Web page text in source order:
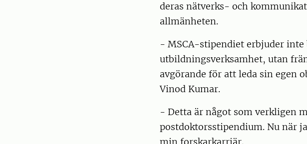
deras nätverks- och
allmänheten.
- MSCA-stipendiet erbjuder
utbildningsverksamhet, utan
avgörande för att leda sin egen
Vinod Kumar.
- Detta är något som verkligen
postdoktorsstipendium. Nu när